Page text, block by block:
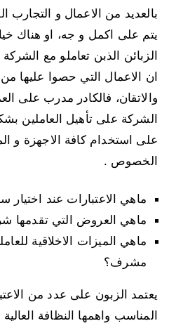
بالعديد من الاعمال و التجارب
يتم على اكمل و جه، او هناك
الزبائن الذبن تعاملو مع
ان الاعمال التي حصوا عليها
والاتقان، فالكادر مدرب على
الشركة على تأهيل العاملين
على استخدام كافة الاجهزة و
الخصوص .
ماهي الاعتبارات عند اختيار
ماهي العروض التي تقدمها
ماهي الميزات الاخلاقية
مشرف؟
يعتمد الزبون على عدد من
المناسب واهمها النظافة